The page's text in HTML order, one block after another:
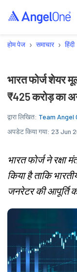
होम पेज › समाचार › हिंदी
भारत फोर्ज शेयर
₹425 करोड़ का
द्वारा लिखित: Team Angel
अपडेट किया गया: 23 Jun
भारत फोर्ज ने
किया है ताकि
जनरेटर की आपूर्ति